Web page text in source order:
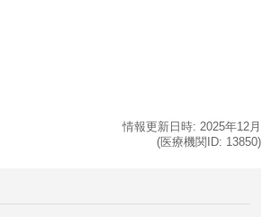
情報更新日時: 2025年12月
(医療機関ID: 13850)